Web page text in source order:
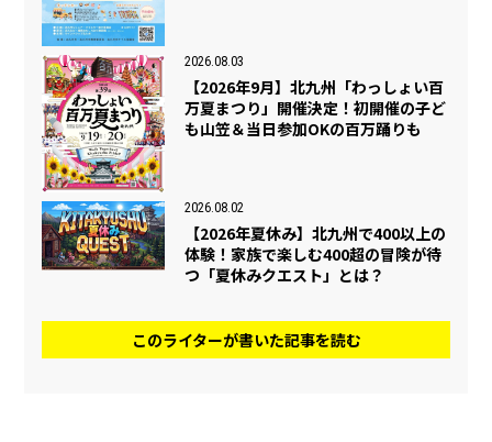
2026.08.03
【2026年9月】北九州「わっしょい百
万夏まつり」開催決定！初開催の子ど
も山笠＆当日参加OKの百万踊りも
2026.08.02
【2026年夏休み】北九州で400以上の
体験！家族で楽しむ400超の冒険が待
つ「夏休みクエスト」とは？
このライターが書いた記事を読む